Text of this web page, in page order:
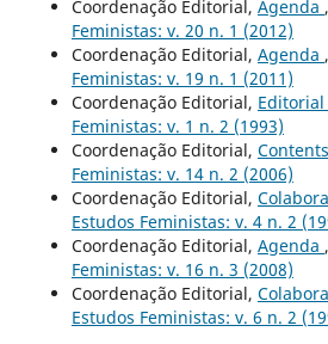
Coordenação Editorial, Agenda ,
Feministas: v. 20 n. 1 (2012)
Coordenação Editorial, Agenda ,
Feministas: v. 19 n. 1 (2011)
Coordenação Editorial, Editorial
Feministas: v. 1 n. 2 (1993)
Coordenação Editorial, Contents
Feministas: v. 14 n. 2 (2006)
Coordenação Editorial,
Estudos Feministas: v. 4 n. 2
Coordenação Editorial, Agenda ,
Feministas: v. 16 n. 3 (2008)
Coordenação Editorial,
Estudos Feministas: v. 6 n. 2